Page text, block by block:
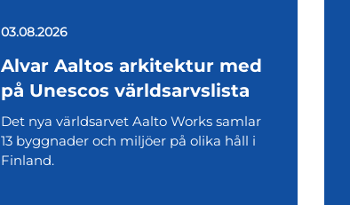
03.08.2026
Alvar Aaltos arkitektur med
på Unescos världsarvslista
Det nya världsarvet Aalto Works samlar
13 byggnader och miljöer på olika håll i
Finland.